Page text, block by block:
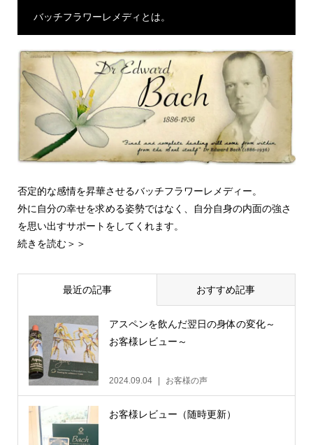
バッチフラワーレメディとは。
否定的な感情を昇華させるバッチフラワーレメディー。
外に自分の幸せを求める姿勢ではなく、自分自身の内面の強さ
を思い出すサポートをしてくれます。
続きを読む＞＞
最近の記事 おすすめ記事
アスペンを飲んだ翌日の身体の変化～
お客様レビュー～
2024.09.04 お客様の声
お客様レビュー（随時更新）